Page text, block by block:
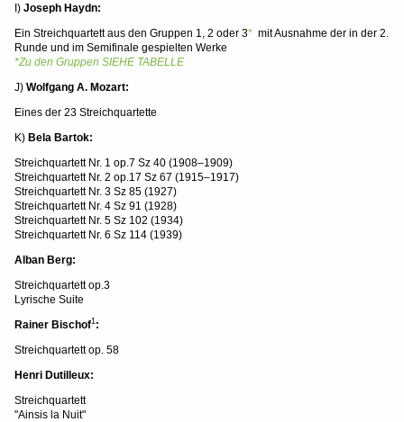
I) Joseph Haydn:
Ein Streichquartett aus den Gruppen 1, 2 oder 3* mit Ausnahme der in der 2.
Runde und im Semifinale gespielten Werke
*Zu den Gruppen SIEHE TABELLE
J) Wolfgang A. Mozart:
Eines der 23 Streichquartette
K) Bela Bartok:
Streichquartett Nr. 1 op.7 Sz 40 (1908–1909)
Streichquartett Nr. 2 op.17 Sz 67 (1915–1917)
Streichquartett Nr. 3 Sz 85 (1927)
Streichquartett Nr. 4 Sz 91 (1928)
Streichquartett Nr. 5 Sz 102 (1934)
Streichquartett Nr. 6 Sz 114 (1939)
Alban Berg:
Streichquartett op.3
Lyrische Suite
Rainer Bischof1:
Streichquartett op. 58
Henri Dutilleux:
Streichquartett
"Ainsis la Nuit"